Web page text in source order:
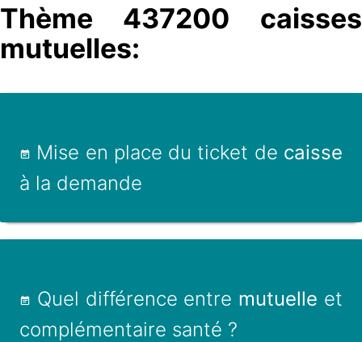
Thème 437200 caisses
mutuelles:
Mise en place du ticket de caisse
à la demande
Quel différence entre mutuelle et
complémentaire santé ?